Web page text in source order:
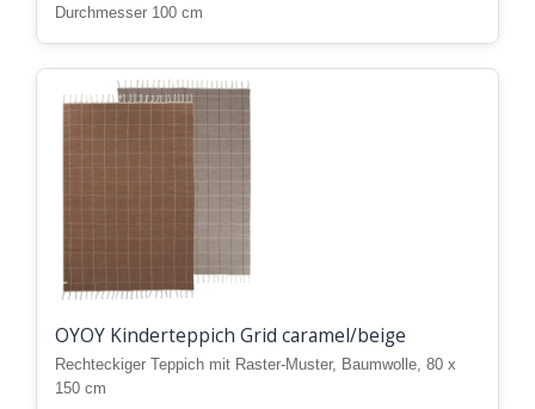
Durchmesser 100 cm
OYOY Kinderteppich Grid caramel/beige
Rechteckiger Teppich mit Raster-Muster, Baumwolle, 80 x
150 cm